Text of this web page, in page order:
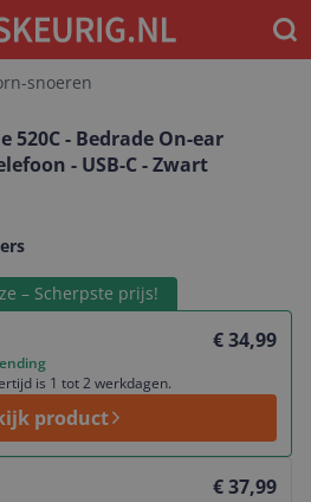
snoeren
520C - Bedrade On-ear
- USB-C - Zwart
– Scherpste prijs!
€ 34,99
is 1 tot 2 werkdagen.
product
€ 37,99